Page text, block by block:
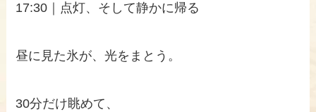
17:30｜点灯、そして静かに帰る
昼に見た氷が、光をまとう。
30分だけ眺めて、